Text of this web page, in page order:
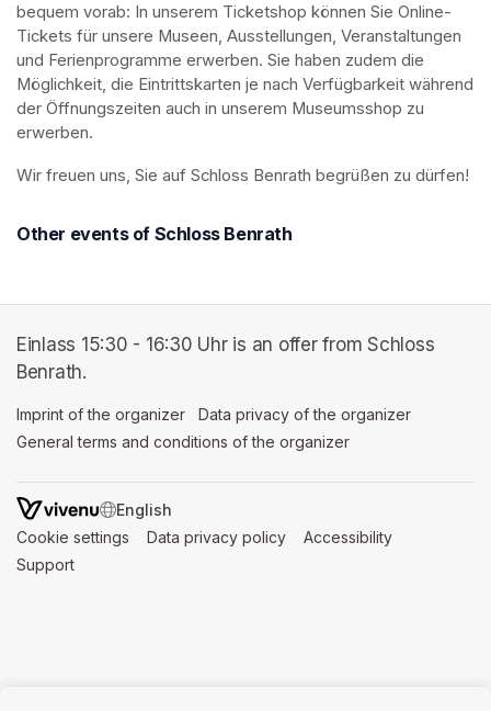
bequem vorab: In unserem Ticketshop können Sie Online-
Tickets für unsere Museen, Ausstellungen, Veranstaltungen
und Ferienprogramme erwerben. Sie haben zudem die
Möglichkeit, die Eintrittskarten je nach Verfügbarkeit während
der Öffnungszeiten auch in unserem Museumsshop zu
erwerben.
Wir freuen uns, Sie auf Schloss Benrath begrüßen zu dürfen!
Other events of Schloss Benrath
Einlass 15:30 - 16:30 Uhr is an offer from Schloss
Benrath.
Imprint of the organizer (opens in a new tab)
Data privacy of the organizer
General terms and conditions of the organizer
SWITCH LANGUAGE
Cookie settings (opens in a new tab)
Data privacy policy (opens in a new tab)
Accessibility
Support